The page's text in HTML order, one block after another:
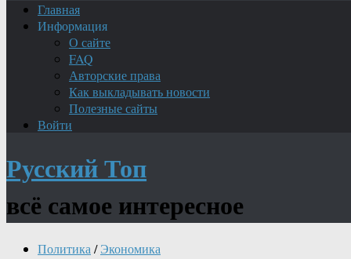
Главная
Информация
О сайте
FAQ
Авторские права
Как выкладывать новости
Полезные сайты
Войти
Русский Топ
всё самое интересное
Политика / Экономика